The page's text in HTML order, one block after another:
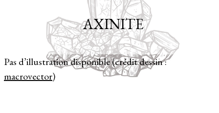
Liens et ressources
Pas d’illustration disponible (crédit dessin :
macrovector)
AXINITE